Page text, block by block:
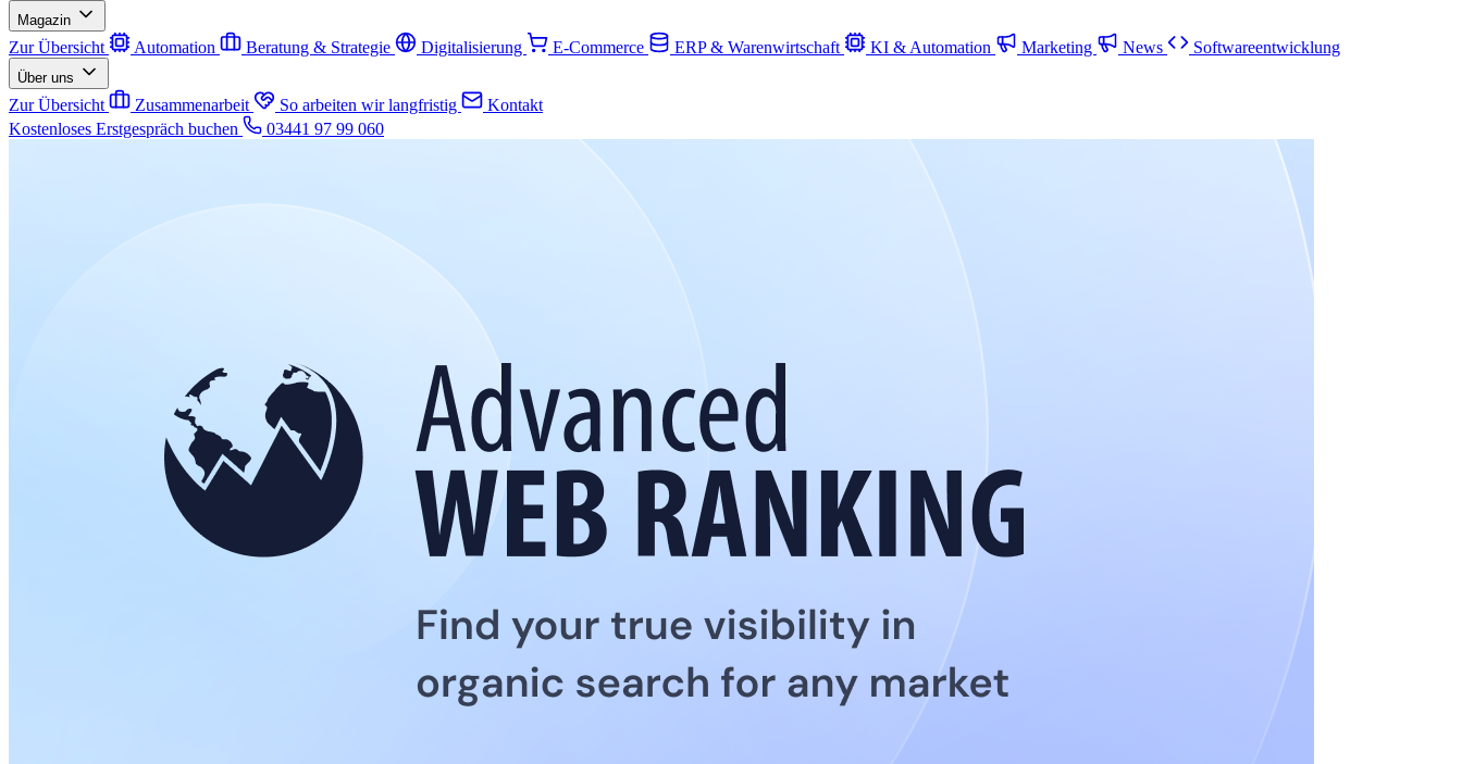
Magazin
Zur Übersicht Automation Beratung & Strategie Digitalisierung E-Commerce ERP & Warenwirtschaft KI & Automation Marketing News Softwareentwicklung
Über uns
Zur Übersicht Zusammenarbeit So arbeiten wir langfristig
Kontakt
Kostenloses Erstgespräch buchen
03441 97 99 060